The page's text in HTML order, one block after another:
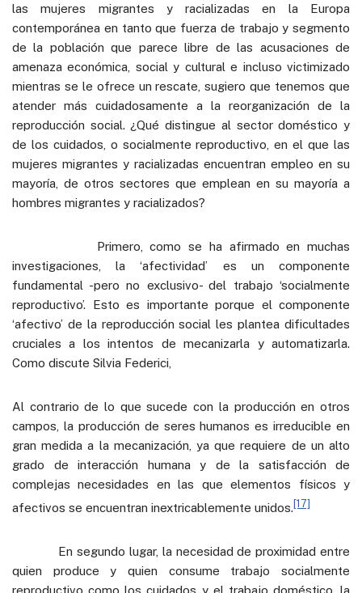
las mujeres migrantes y racializadas en la Europa
contemporánea en tanto que fuerza de trabajo y segmento
de la población que parece libre de las acusaciones de
amenaza económica, social y cultural e incluso victimizado
mientras se le ofrece un rescate, sugiero que tenemos que
atender más cuidadosamente a la reorganización de la
reproducción social. ¿Qué distingue al sector doméstico y
de los cuidados, o socialmente reproductivo, en el que las
mujeres migrantes y racializadas encuentran empleo en su
mayoría, de otros sectores que emplean en su mayoría a
hombres migrantes y racializados?
Primero, como se ha afirmado en muchas
investigaciones, la ‘afectividad’ es un componente
fundamental -pero no exclusivo- del trabajo ‘socialmente
reproductivo’. Esto es importante porque el componente
‘afectivo’ de la reproducción social les plantea dificultades
cruciales a los intentos de mecanizarla y automatizarla.
Como discute Silvia Federici,
Al contrario de lo que sucede con la producción en otros
campos, la producción de seres humanos es irreducible en
gran medida a la mecanización, ya que requiere de un alto
grado de interacción humana y de la satisfacción de
complejas necesidades en las que elementos físicos y
afectivos se encuentran inextricablemente unidos.[17]
En segundo lugar, la necesidad de proximidad entre
quien produce y quien consume trabajo socialmente
reproductivo como los cuidados y el trabajo doméstico, la